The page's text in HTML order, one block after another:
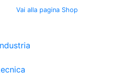
Vai alla pagina Shop